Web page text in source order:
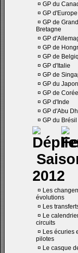
¤ GP du
¤ GP d'Europe
¤ GP de
Bretagne
¤ GP
¤ GP de
¤ GP de
¤ GP d'Italie
¤ GP de
¤ GP du Japon
¤ GP de
¤ GP d'Inde
¤ GP d'Abu
¤ GP du Brésil
2012
¤ Les
évolutions
¤ Les
¤ Le
circuits
¤ Les écuries
pilotes
¤ Le casque